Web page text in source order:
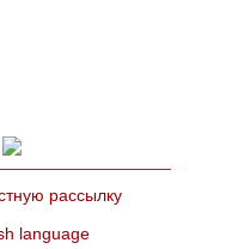
рассылку
language